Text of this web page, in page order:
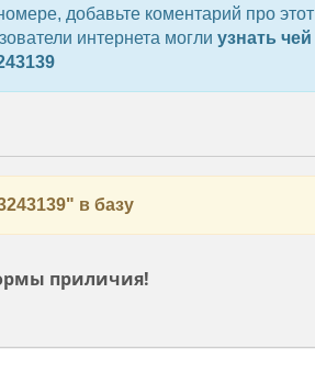
добавьте коментарий про этот
интернета могли узнать чей
в базу
приличия!